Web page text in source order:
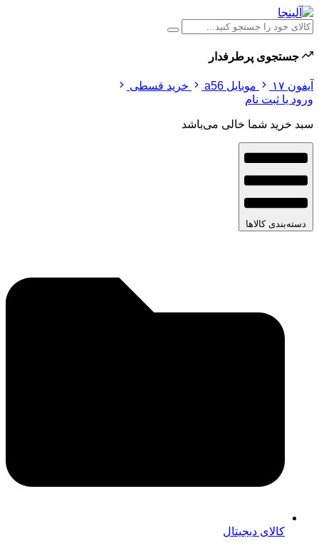
جستجوی پرطرفدار
آیفون ۱۷ موبایل a56
خرید قسطی
ورود یا ثبت نام
سبد خرید شما خالی می‌باشد
دسته‌بندی کالاها
کالای دیجیتال